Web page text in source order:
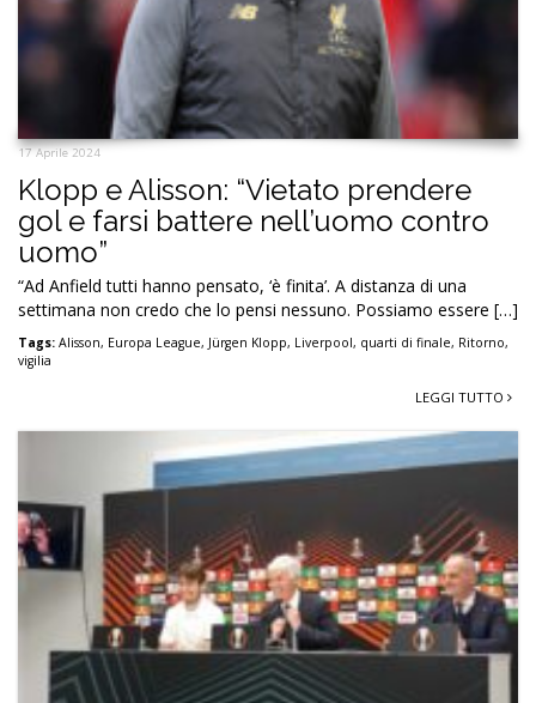
17 Aprile 2024
Klopp e Alisson: “Vietato prendere
gol e farsi battere nell’uomo contro
uomo”
“Ad Anfield tutti hanno pensato, ‘è finita’. A distanza di una
settimana non credo che lo pensi nessuno. Possiamo essere […]
Tags: Alisson, Europa League, Jürgen Klopp, Liverpool, quarti di finale, Ritorno,
vigilia
LEGGI TUTTO